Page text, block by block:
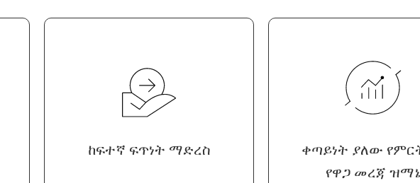
ከፍተኛ ፍጥነት ማድረስ
ቀጣይነት ያለው
የዋጋ መረጃ ዝማኔ